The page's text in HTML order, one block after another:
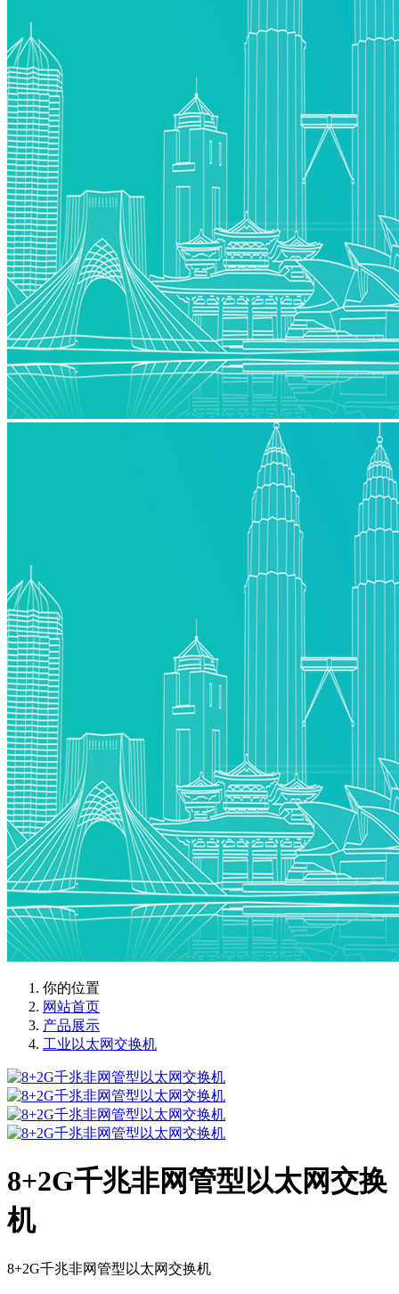
你的位置
网站首页
产品展示
工业以太网交换机
8+2G千兆非网管型以太网交换
机
8+2G千兆非网管型以太网交换机